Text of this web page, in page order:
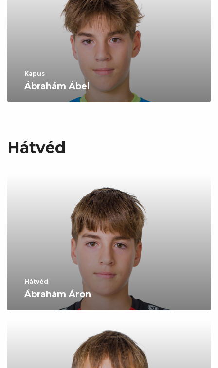
Kapus
Ábrahám Ábel
Hátvéd
Hátvéd
Ábrahám Áron